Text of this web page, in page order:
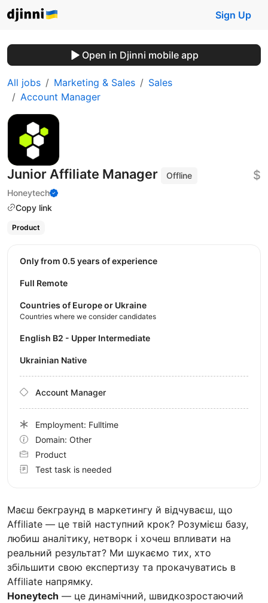
Sign Up
Open in Djinni mobile app
All jobs Marketing & Sales
Sales
Account Manager
Junior Affiliate Manager
Offline
Honeytech
Copy link
$
Product
Маєш бекграунд в маркетингу й відчуваєш, що
Affiliate — це твій наступний крок? Розумієш базу,
любиш аналітику, нетворк і хочеш впливати на
реальний результат? Ми шукаємо тих, хто
збільшити свою експертизу та прокачуватись в
Affiliate напрямку.
Honeytech — це динамічний, швидкозростаючий
Only from 0.5 years of experience
Full Remote
Countries of Europe or Ukraine
Countries where we consider candidates
English B2 - Upper Intermediate
Ukrainian Native
Account Manager
Employment: Fulltime
Domain: Other
Product
Test task is needed